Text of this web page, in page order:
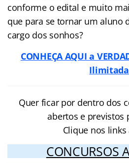
conforme o edital e muito
que para se tornar um aluno
cargo dos sonhos?
CONHEÇA AQUI a
Quer ficar por dentro dos
abertos e previstos
Clique nos links
CONCURSOS